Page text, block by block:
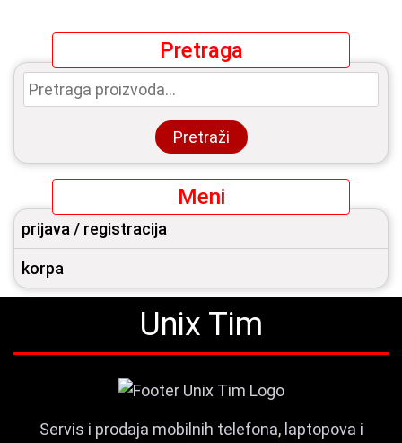
Pretraga
Pretraga
za:
Pretraži
Meni
prijava / registracija
korpa
Unix Tim
Servis i prodaja mobilnih telefona, laptopova i